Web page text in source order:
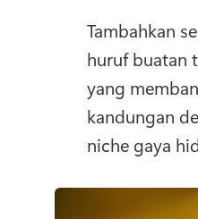
Tambahkan
huruf buatan
yang
kandungan
niche gaya